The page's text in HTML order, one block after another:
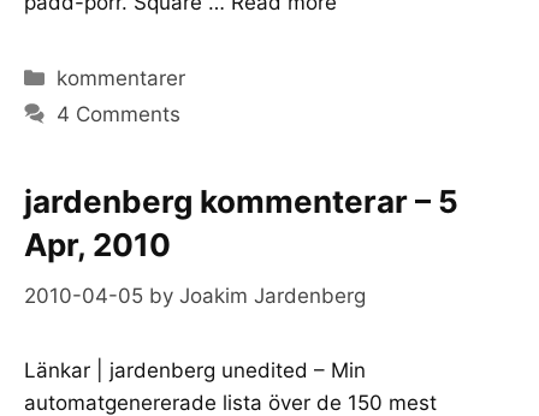
Categories
kommentarer
4 Comments
jardenberg kommenterar – 5
Apr, 2010
2010-04-05 by Joakim Jardenberg
Länkar | jardenberg unedited – Min
automatgenererade lista över de 150 mest